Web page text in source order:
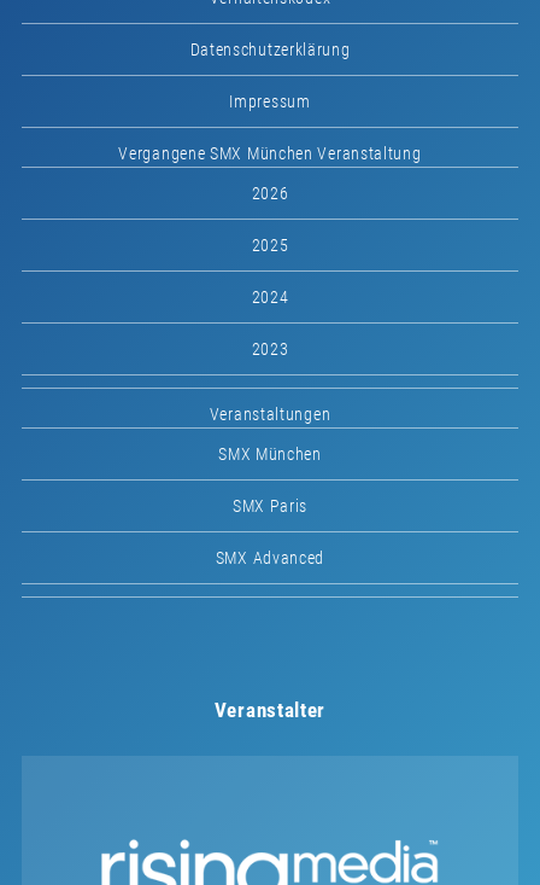
Datenschutzerklärung
Impressum
Vergangene SMX München Veranstaltung
2026
2025
2024
2023
Veranstaltungen
SMX München
SMX Paris
SMX Advanced
Veranstalter